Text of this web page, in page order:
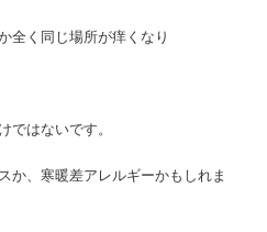
全く同じ場所が痒くなり
ではないです。
か、寒暖差アレルギーかもしれま